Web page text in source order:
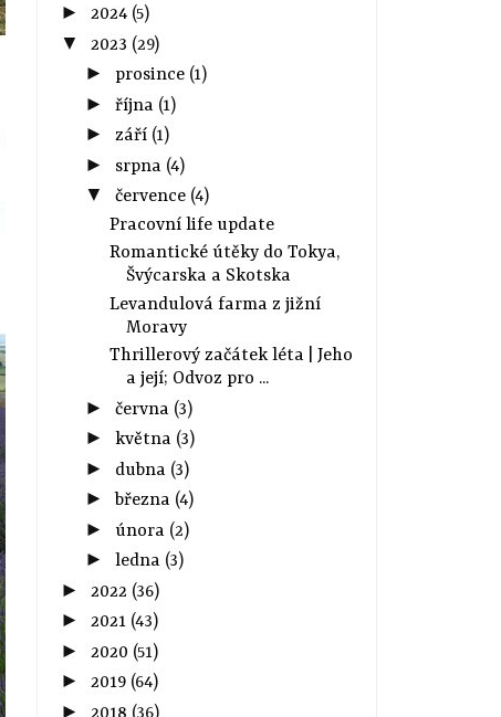
► 2024 (5)
▼ 2023 (29)
► prosince (1)
► října (1)
► září (1)
► srpna (4)
▼ července (4)
Pracovní life update
Romantické útěky do Tokya,
Švýcarska a Skotska
Levandulová farma z jižní
Moravy
Thrillerový začátek léta | Jeho
a její; Odvoz pro ...
► června (3)
► května (3)
► dubna (3)
►března (4)
► února (2)
► ledna (3)
► 2022 (36)
► 2021 (43)
► 2020 (51)
► 2019 (64)
►